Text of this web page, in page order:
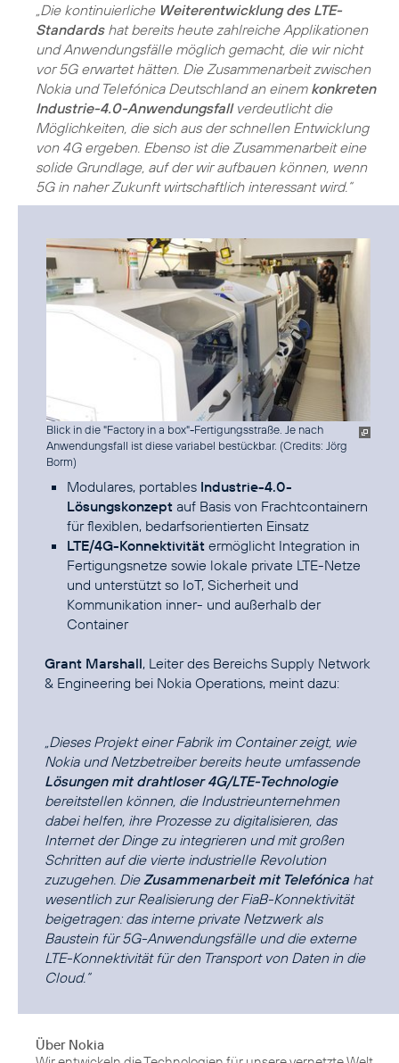
„Die kontinuierliche Weiterentwicklung des LTE-
Standardshat bereits heute zahlreiche Applikationen
und Anwendungsfälle möglich gemacht, die wir nicht
vor 5G erwartet hätten. Die Zusammenarbeit zwischen
Nokia und Telefónica Deutschland an einem konkreten
Industrie-4.0-Anwendungsfallverdeutlicht die
Möglichkeiten, die sich aus der schnellen Entwicklung
von 4G ergeben. Ebenso ist die Zusammenarbeit eine
solide Grundlage, auf der wir aufbauen können, wenn
5G in naher Zukunft wirtschaftlich interessant wird.“
Blick in die "Factory in a box"-Fertigungsstraße. Je nach
Anwendungsfall ist diese variabel bestückbar. (Credits: Jörg
Borm)
Modulares, portables Industrie-4.0-
Lösungskonzept auf Basis von Frachtcontainern
für flexiblen, bedarfsorientierten Einsatz
LTE/4G-Konnektivität ermöglicht Integration in
Fertigungsnetze sowie lokale private LTE-Netze
und unterstützt so IoT, Sicherheit und
Kommunikation inner- und außerhalb der
Container
Grant Marshall, Leiter des Bereichs Supply Network
& Engineering bei Nokia Operations, meint dazu:
„Dieses Projekt einer Fabrik im Container zeigt, wie
Nokia und Netzbetreiber bereits heute umfassende
Lösungen mit drahtloser 4G/LTE-Technologie
bereitstellen können, die Industrieunternehmen
dabei helfen, ihre Prozesse zu digitalisieren, das
Internet der Dinge zu integrieren und mit großen
Schritten auf die vierte industrielle Revolution
zuzugehen. DieZusammenarbeit mit Telefónica hat
wesentlich zur Realisierung der FiaB-Konnektivität
beigetragen: das interne private Netzwerk als
Baustein für 5G-Anwendungsfälle und die externe
LTE-Konnektivität für den Transport von Daten in die
Cloud.“
Über Nokia